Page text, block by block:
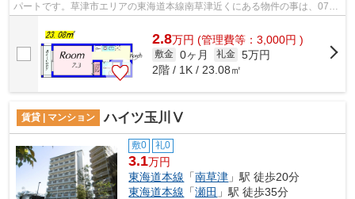
パートです。草津市エリアの東海道本線南草津近くにある物件の事は、077-
2.8万円 (管理費等：3,000円 )
敷金 0ヶ月 礼金 5万円
2階 / 1K / 23.08㎡
賃貸 | マンション ハイツ玉川Ⅴ
敷0 礼0
3.1万円
東海道本線 「南草津 」駅 徒歩20分
東海道本線 「瀬田 」駅 徒歩35分